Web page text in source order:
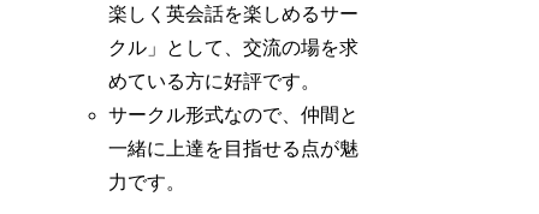
楽しく英会話を楽しめるサー
クル」として、交流の場を求
めている方に好評です。
サークル形式なので、仲間と
一緒に上達を目指せる点が魅
力です。